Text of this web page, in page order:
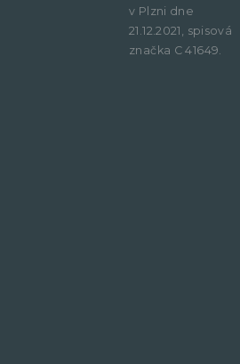
v Plzni dne
21.12.2021, spisová
značka C 41649.